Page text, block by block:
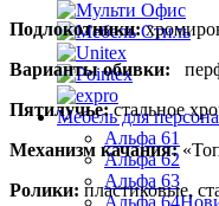
Мебель для
Альфа 61
Альфа 62
Альфа 63
Альфа 64
Подлокотники:
Варианты обивки:
Пятилучье:стальное
Механизм качания:
Ролики: пластиковые,